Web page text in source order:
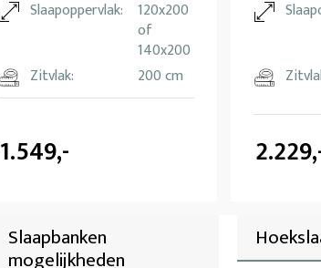
Slaapoppervlak:
120x200
of
140x200
Zitvlak:
200 cm
1.549,-
Slaapbanken
mogelijkheden